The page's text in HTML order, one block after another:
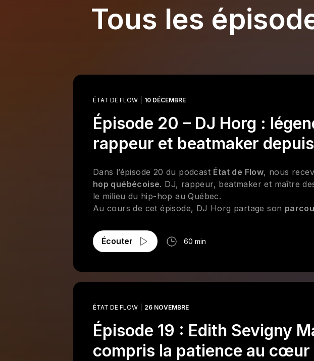
Tous les
ÉTAT DE FLOW 10 DÉCEMBRE
Épisode 20 – DJ Horg :
rappeur et beatmaker
Dans l’épisode 20 du podcast État de Flow, nous
hop québécoise. DJ, rappeur, beatmaker et maître
le milieu du hip-hop au Québec.
Au cours de cet épisode, DJ Horg partage son
authentique sur la culture hip-hop, la création
Écouter
60 min
ÉTAT DE FLOW 26 NOVEMBRE
Épisode 19 : Edith Sevigny
compris la patience au